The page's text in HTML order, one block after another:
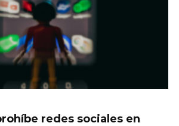
redes sociales en